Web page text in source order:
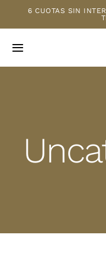
6 CUOTAS SIN
Toggle
Navigation